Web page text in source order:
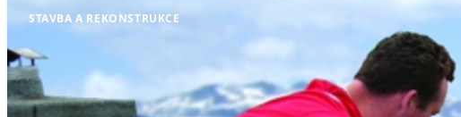
STAVBA A REKONSTRUKCE